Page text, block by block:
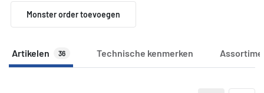
Monster order toevoegen
Artikelen 36 Technische kenmerken